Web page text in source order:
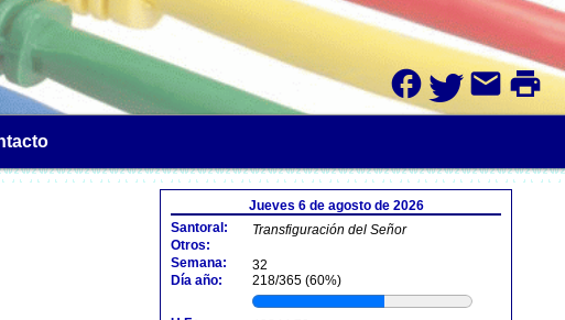
facebook mailprint
Jueves 6 de agosto de 2026
Santoral:
Transfiguración del Señor
Otros:
Semana:
32
Día año:
218/365 (60%)